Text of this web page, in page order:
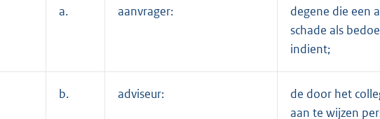
a. aanvrager:
degene die een
schade als
indient;
b. adviseur:
de door het
aan te wijzen